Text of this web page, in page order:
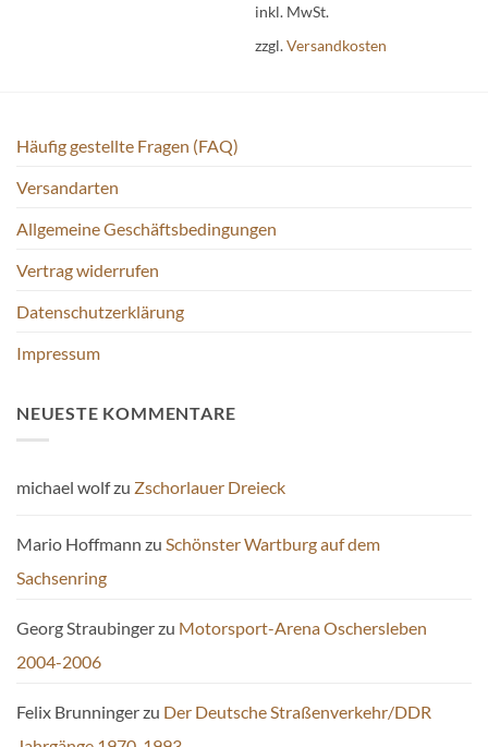
gewählt
werden
Produkt
mehrere
Produktseite
inkl. MwSt.
zzgl.Versandkosten
Häufig gestellte Fragen (FAQ)
Versandarten
Allgemeine Geschäftsbedingungen
Vertrag widerrufen
Datenschutzerklärung
Impressum
NEUESTE KOMMENTARE
michael wolfzu Zschorlauer Dreieck
Mario Hoffmann zu Schönster Wartburg auf dem
Sachsenring
Georg Straubingerzu Motorsport-Arena Oschersleben
2004-2006
Felix Brunningerzu Der Deutsche Straßenverkehr/DDR